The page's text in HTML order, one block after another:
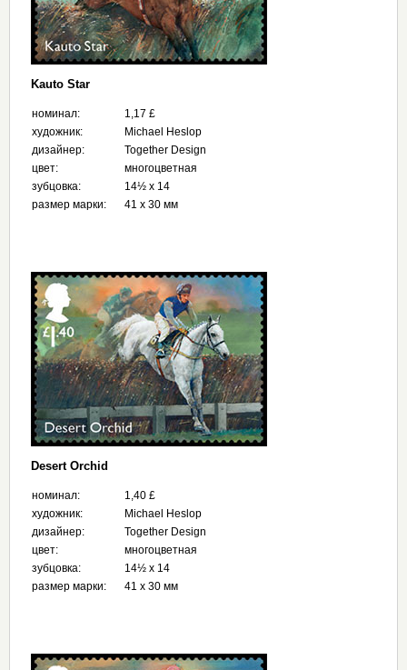
Kauto Star
номинал:
1,17 £
художник:
Michael Heslop
дизайнер:
Together Design
цвет:
многоцветная
зубцовка:
14½ x 14
размер марки:
41 x 30 мм
Desert Orchid
номинал:
1,40 £
художник:
Michael Heslop
дизайнер:
Together Design
цвет:
многоцветная
зубцовка:
14½ x 14
размер марки:
41 x 30 мм